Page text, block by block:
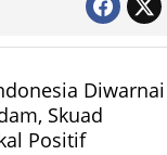
Diwarnai
Skuad
Positif